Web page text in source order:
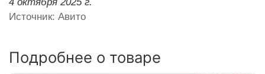
Источник: Авито
Подробнее о товаре